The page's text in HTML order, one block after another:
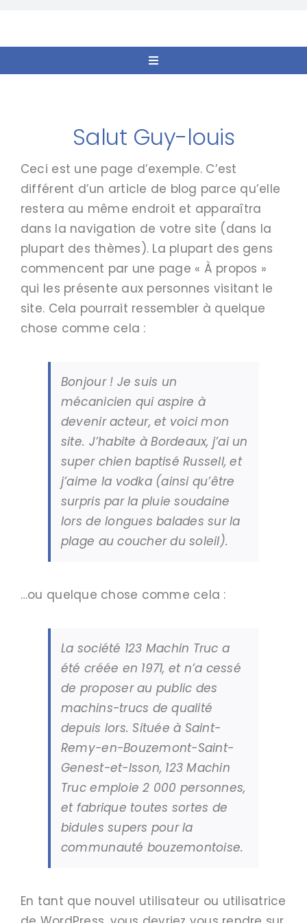
contenu
Toggle
Nos actions
Offres d’emploi
Aidez-nous
Salut Guy-louis
Ceci est une page d’exemple. C’est
différent d’un article de blog parce qu’elle
restera au même endroit et apparaîtra
dans la navigation de votre site (dans la
plupart des thèmes). La plupart des gens
commencent par une page « À propos »
qui les présente aux personnes visitant le
site. Cela pourrait ressembler à quelque
chose comme cela :
Bonjour ! Je suis un
mécanicien qui aspire à
devenir acteur, et voici mon
site. J’habite à Bordeaux, j’ai un
super chien baptisé Russell, et
j’aime la vodka (ainsi qu’être
surpris par la pluie soudaine
lors de longues balades sur la
plage au coucher du soleil).
…ou quelque chose comme cela :
La société 123 Machin Truc a
été créée en 1971, et n’a cessé
de proposer au public des
machins-trucs de qualité
depuis lors. Située à Saint-
Remy-en-Bouzemont-Saint-
Genest-et-Isson, 123 Machin
Truc emploie 2 000 personnes,
et fabrique toutes sortes de
bidules supers pour la
communauté bouzemontoise.
En tant que nouvel utilisateur ou utilisatrice